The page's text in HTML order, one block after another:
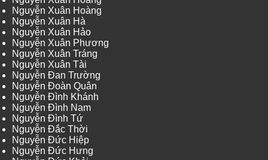
Nguyễn Xuân Hoàng
Nguyễn Xuân Hà
Nguyễn Xuân Hảo
Nguyễn Xuân Phương
Nguyễn Xuân Tráng
Nguyễn Xuân Tài
Nguyễn Đan Trường
Nguyễn Đoàn Quân
Nguyễn Đình Khánh
Nguyễn Đình Nam
Nguyễn Đình Tứ
Nguyễn Đắc Thời
Nguyễn Đức Hiệp
Nguyễn Đức Hưng